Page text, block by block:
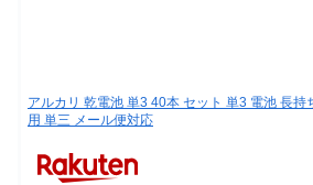
アルカリ 乾電池 単3 40本 セット 単3 電池 長持
用 単三 メール便対応